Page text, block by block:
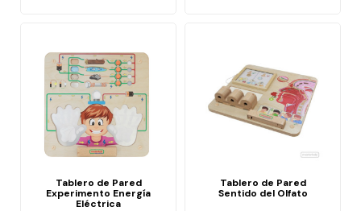
Tablero de Pared
Experimento Energía
Eléctrica
Tablero de Pared
Sentido del Olfato